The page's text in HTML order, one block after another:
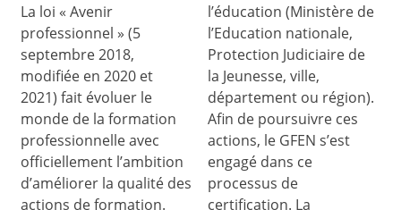
La loi « Avenir
professionnel » (5
septembre 2018,
modifiée en 2020 et
2021) fait évoluer le
monde de la formation
professionnelle avec
officiellement l’ambition
d’améliorer la qualité des
actions de formation.
l’éducation (Ministère de
l’Education nationale,
Protection Judiciaire de
la Jeunesse, ville,
département ou région).
Afin de poursuivre ces
actions, le GFEN s’est
engagé dans ce
processus de
certification. La